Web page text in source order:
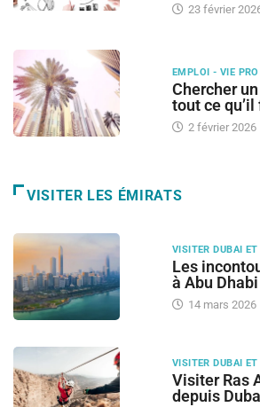
23 février
EMPLOI - VIE
Chercher
tout ce qu’il
2 février 2026
VISITER LES ÉMIRATS
VISITER DUBAI
Les
à Abu Dhabi
14 mars 2026
VISITER DUBAI
Visiter Ras
depuis